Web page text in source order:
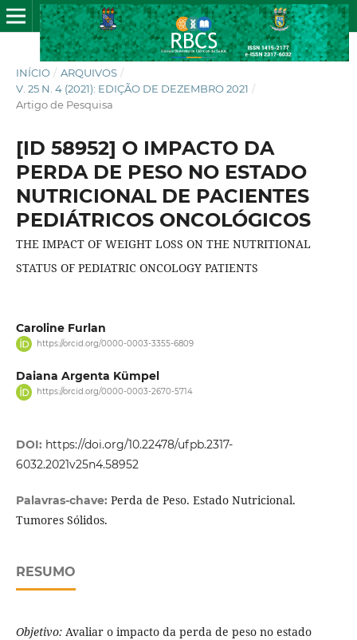
INÍCIO / ARQUIVOS /
V. 25 N. 4 (2021): EDIÇÃO DE DEZEMBRO 2021 /
Artigo de Pesquisa
[ID 58952] O IMPACTO DA
PERDA DE PESO NO ESTADO
NUTRICIONAL DE PACIENTES
PEDIÁTRICOS ONCOLÓGICOS
THE IMPACT OF WEIGHT LOSS ON THE NUTRITIONAL
STATUS OF PEDIATRIC ONCOLOGY PATIENTS
Caroline Furlan
https://orcid.org/0000-0003-3355-6809
Daiana Argenta Kümpel
https://orcid.org/0000-0003-2670-5714
DOI: https://doi.org/10.22478/ufpb.2317-
6032.2021v25n4.58952
Palavras-chave: Perda de Peso. Estado Nutricional.
Tumores Sólidos.
RESUMO
Objetivo:Avaliar o impacto da perda de peso no estado